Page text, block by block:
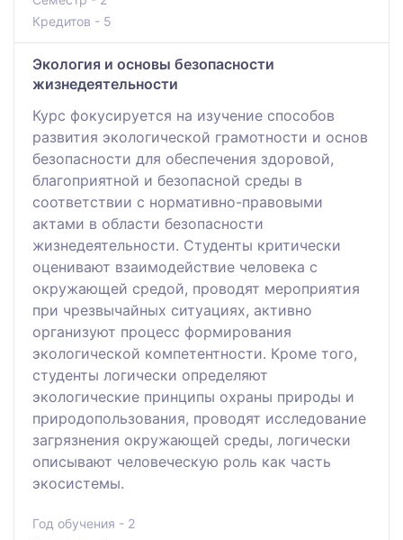
Кредитов - 5
Экология и основы безопасности
жизнедеятельности
Курс фокусируется на изучение способов
развития экологической грамотности и основ
безопасности для обеспечения здоровой,
благоприятной и безопасной среды в
соответствии с нормативно-правовыми
актами в области безопасности
жизнедеятельности. Студенты критически
оценивают взаимодействие человека с
окружающей средой, проводят мероприятия
при чрезвычайных ситуациях, активно
организуют процесс формирования
экологической компетентности. Кроме того,
студенты логически определяют
экологические принципы охраны природы и
природопользования, проводят исследование
загрязнения окружающей среды, логически
описывают человеческую роль как часть
экосистемы.
Год обучения - 2